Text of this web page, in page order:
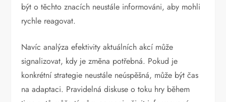
být o těchto znacích neustále informováni, aby mohli
rychle reagovat.
Navíc analýza efektivity aktuálních akcí může
signalizovat, kdy je změna potřebná. Pokud je
konkrétní strategie neustále neúspěšná, může být čas
na adaptaci. Pravidelná diskuse o toku hry během